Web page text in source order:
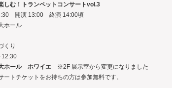
しむ！トランペットコンサートvol.3
開演 13:00 終演 14:00頃
ホール
くり
ホール ホワイエ ※2F 展示室から変更になりました
トチケットをお持ちの方は参加無料です。